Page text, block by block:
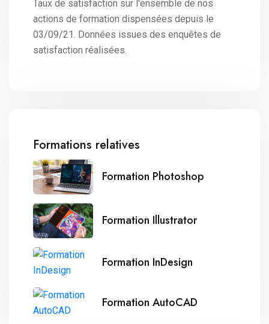
Taux de satisfaction sur l'ensemble de nos
actions de formation dispensées depuis le
03/09/21. Données issues des enquêtes de
satisfaction réalisées.
Formations relatives
Formation Photoshop
Formation Illustrator
Formation InDesign
Formation AutoCAD